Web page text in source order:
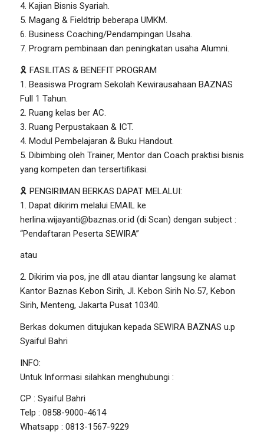
4. Kajian Bisnis Syariah.
5. Magang & Fieldtrip beberapa UMKM.
6. Business Coaching/Pendampingan Usaha.
7. Program pembinaan dan peningkatan usaha Alumni.
🎗 FASILITAS & BENEFIT PROGRAM
1. Beasiswa Program Sekolah Kewirausahaan BAZNAS
Full 1 Tahun.
2. Ruang kelas ber AC.
3. Ruang Perpustakaan & ICT.
4. Modul Pembelajaran & Buku Handout.
5. Dibimbing oleh Trainer, Mentor dan Coach praktisi bisnis
yang kompeten dan tersertifikasi.
🎗 PENGIRIMAN BERKAS DAPAT MELALUI:
1. Dapat dikirim melalui EMAIL ke
herlina.wijayanti@baznas.or.id (di Scan) dengan subject :
“Pendaftaran Peserta SEWIRA”
atau
2. Dikirim via pos, jne dll atau diantar langsung ke alamat
Kantor Baznas Kebon Sirih, Jl. Kebon Sirih No.57, Kebon
Sirih, Menteng, Jakarta Pusat 10340.
Berkas dokumen ditujukan kepada SEWIRA BAZNAS u.p
Syaiful Bahri
INFO:
Untuk Informasi silahkan menghubungi :
CP : Syaiful Bahri
Telp : 0858-9000-4614
Whatsapp : 0813-1567-9229